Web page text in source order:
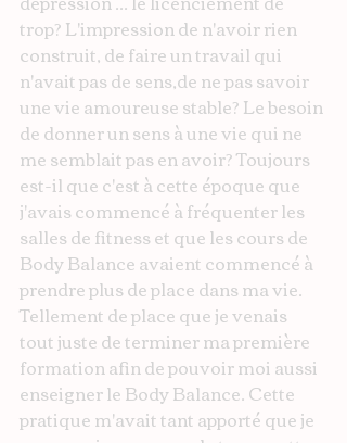
trop? L'impression de n'avoir rien
construit, de faire un travail qui
n'avait pas de sens,de ne pas savoir
une vie amoureuse stable? Le besoin
de donner un sens à une vie qui ne
me semblait pas en avoir? Toujours
est-il que c'est à cette époque que
j'avais commencé à fréquenter les
salles de fitness et que les cours de
Body Balance avaient commencé à
prendre plus de place dans ma vie.
Tellement de place que je venais
tout juste de terminer ma première
formation afin de pouvoir moi aussi
enseigner le Body Balance. Cette
pratique m'avait tant apporté que je